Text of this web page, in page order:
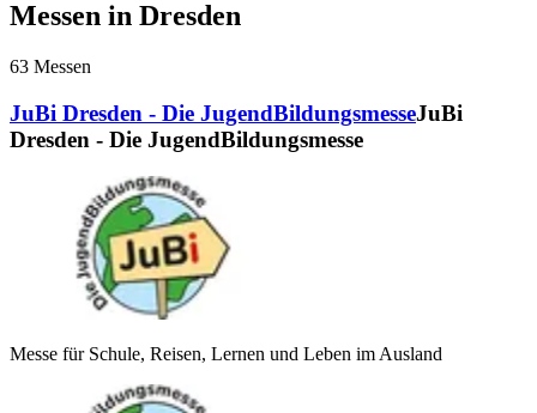
Messen in Dresden
63 Messen
JuBi Dresden - Die JugendBildungsmesseJuBi
Dresden - Die JugendBildungsmesse
Messe für Schule, Reisen, Lernen und Leben im Ausland